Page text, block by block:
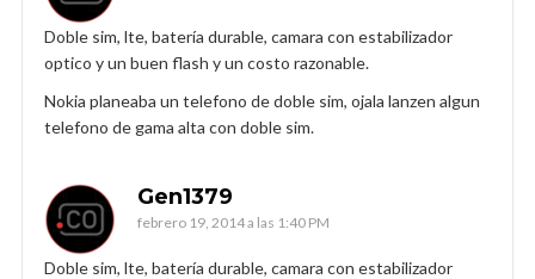
Doble sim, lte, batería durable, camara con estabilizador
optico y un buen flash y un costo razonable.
Nokia planeaba un telefono de doble sim, ojala lanzen algun
telefono de gama alta con doble sim.
Gen1379
febrero 19, 2014 a las 1:40 PM
Doble sim, lte, batería durable, camara con estabilizador